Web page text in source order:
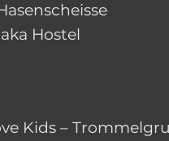
Hostel
Kids –